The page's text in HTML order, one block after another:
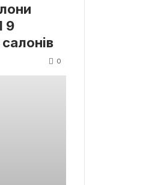
9
0